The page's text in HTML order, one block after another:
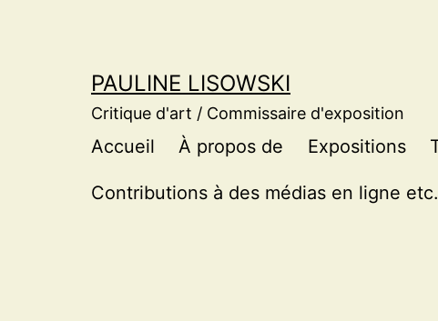
PAULINE LISOWSKI
Critique d'art / Commissaire d'exposition
Accueil À propos de Expositions
Contributions à des médias en ligne etc.